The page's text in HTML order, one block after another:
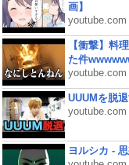
画】
youtube.com
【衝撃】料
た件
youtube.com
UUUMを脱
youtube.com
ヨルシカ -